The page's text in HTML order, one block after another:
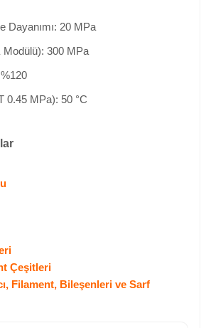
Dayanımı: 20 MPa
300 MPa
0.45 MPa): 50 °C
Çeşitleri
Filament, Bileşenleri ve Sarf